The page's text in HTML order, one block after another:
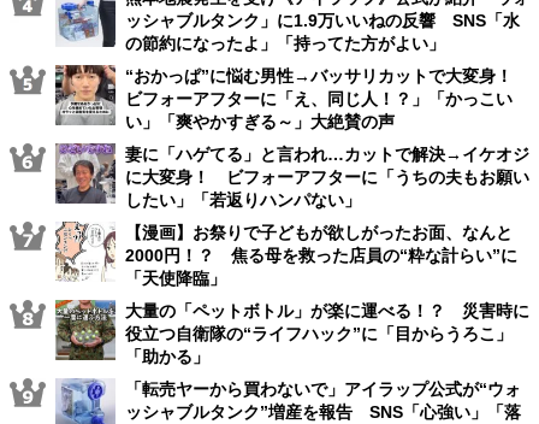
ッシャブルタンク」に1.9万いいねの反響 SNS「水
の節約になったよ」「持ってた方がよい」
“おかっぱ”に悩む男性→バッサリカットで大変身！
ビフォーアフターに「え、同じ人！？」「かっこい
い」「爽やかすぎる～」大絶賛の声
妻に「ハゲてる」と言われ…カットで解決→イケオジ
に大変身！ ビフォーアフターに「うちの夫もお願い
したい」「若返りハンパない」
【漫画】お祭りで子どもが欲しがったお面、なんと
2000円！？ 焦る母を救った店員の“粋な計らい”に
「天使降臨」
大量の「ペットボトル」が楽に運べる！？ 災害時に
役立つ自衛隊の“ライフハック”に「目からうろこ」
「助かる」
「転売ヤーから買わないで」アイラップ公式が“ウォ
ッシャブルタンク”増産を報告 SNS「心強い」「落